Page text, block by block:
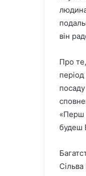
він
Про
«Перш
будеш